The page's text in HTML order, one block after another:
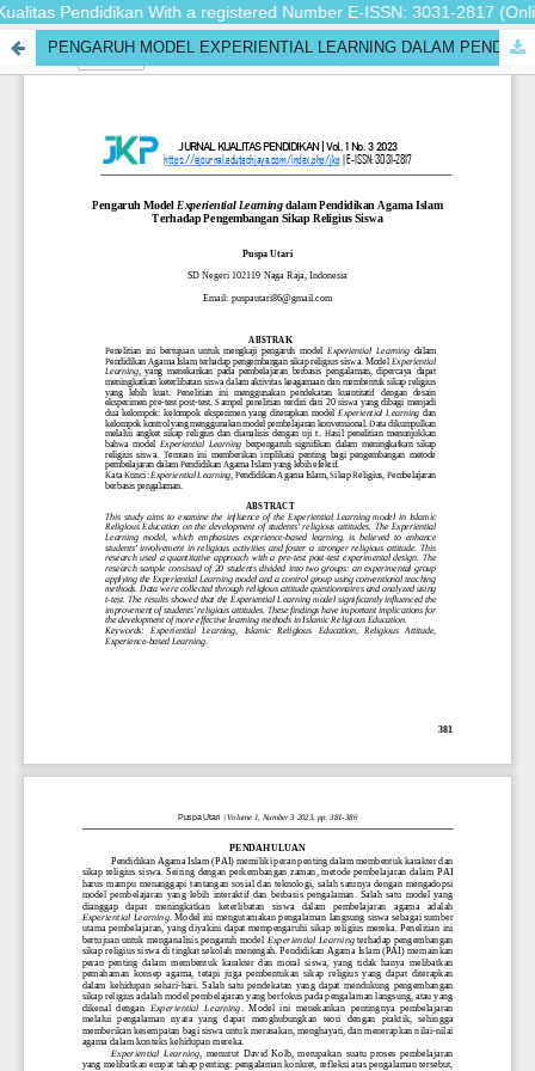
Pendidikan With a registered Number E-ISSN: 3031-2817
PENGARUH MODEL EXPERIENTIAL LEARNING DALAM PENDIDIKAN AGAMA ISLAM TERHADAP PENGEMBANGAN SIKAP RELIGIUS SISWA